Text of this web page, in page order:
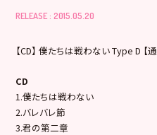
RELEASE : 2015.05.20
【CD】 僕たちは戦わない Type D 【
CD
1.僕たちは戦わない
2.バレバレ節
3.君の第二章